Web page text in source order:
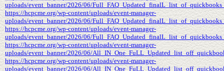
uploads/event_banner/2026/06/
https://hcpcme.org/wp-content/uploads/event-manager-
uploads/event_banner/2026/06/
https://hcpcme.org/wp-content/uploads/event-manager-
uploads/event_banner/2026/06/
https://hcpcme.org/wp-content/uploads/event-manager-
uploads/event_banner/2026/06/
https://hcpcme.org/wp-content/uploads/event-manager-
uploads/event_banner/2026/06/